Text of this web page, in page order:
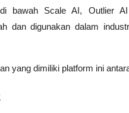
bawah Scale AI, Outlier
dan digunakan dalam
yang dimiliki platform ini